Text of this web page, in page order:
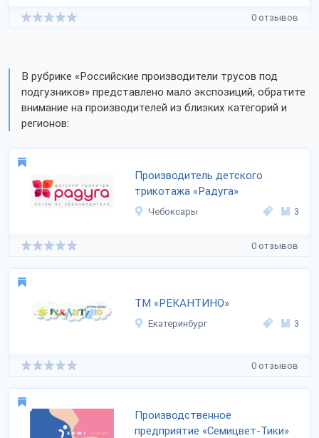
0 отзывов
В рубрике «Российские производители трусов под
подгузников» представлено мало экспозиций, обратите
внимание на производителей из близких категорий и
регионов:
Производитель детского
трикотажа «Радуга»
Чебоксары 3
0 отзывов
ТМ «РЕКАНТИНО»
Екатеринбург 3
0 отзывов
Производственное
предприятие «Семицвет-Тики»